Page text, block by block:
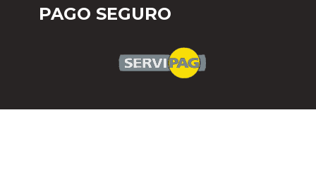
PAGO SEGURO